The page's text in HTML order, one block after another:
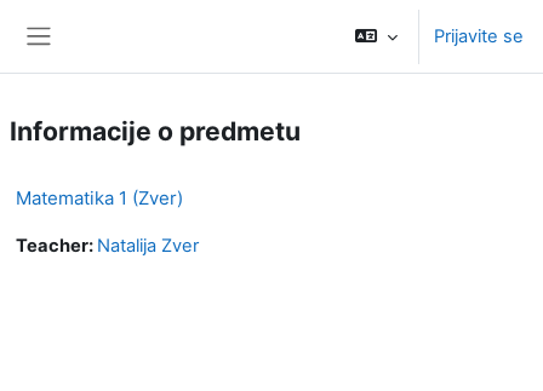
Prijavite se
Informacije o predmetu
Matematika 1 (Zver)
Teacher: Natalija Zver